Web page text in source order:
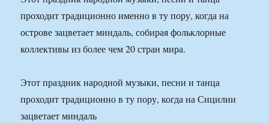
проходит традиционно именно в ту пору, когда на
острове зацветает миндаль, собирая фольклорные
коллективы из более чем 20 стран мира.
Этот праздник народной музыки, песни и танца
проходит традиционно в ту пору, когда на Сицилии
зацветает миндаль